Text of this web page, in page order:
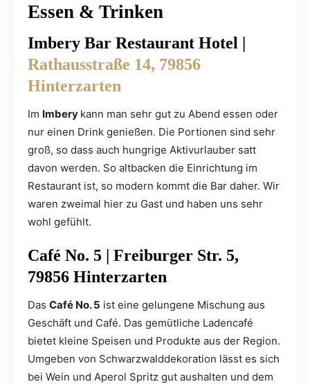
Essen & Trinken
Imbery Bar Restaurant Hotel |
Rathausstraße 14, 79856
Hinterzarten
Im Imbery kann man sehr gut zu Abend essen oder
nur einen Drink genießen. Die Portionen sind sehr
groß, so dass auch hungrige Aktivurlauber satt
davon werden. So altbacken die Einrichtung im
Restaurant ist, so modern kommt die Bar daher. Wir
waren zweimal hier zu Gast und haben uns sehr
wohl gefühlt.
Café No. 5 | Freiburger Str. 5,
79856 Hinterzarten
Das Café No. 5 ist eine gelungene Mischung aus
Geschäft und Café. Das gemütliche Ladencafé
bietet kleine Speisen und Produkte aus der Region.
Umgeben von Schwarzwalddekoration lässt es sich
bei Wein und Aperol Spritz gut aushalten und dem